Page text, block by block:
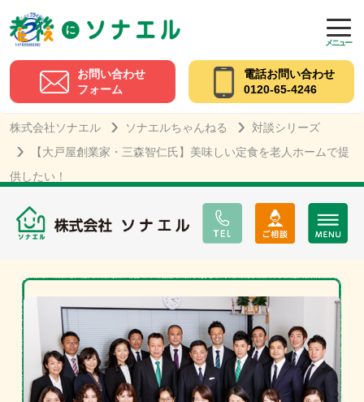
メニュー
お問い合わせ
フォーム
電話お問い合わせ
0120-65-4246
株式会社ソナエル ソナエルちゃんねる
対談シリーズ
【大戸屋創業家・三森智仁氏】美味しい定食を老人ホームで提
供したい！